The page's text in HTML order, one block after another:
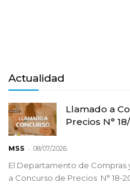
Actualidad
Llamado a
Precios N°
MSS - 08/07/2026
El Departamento de Compras
a Concurso de Precios N° 18-